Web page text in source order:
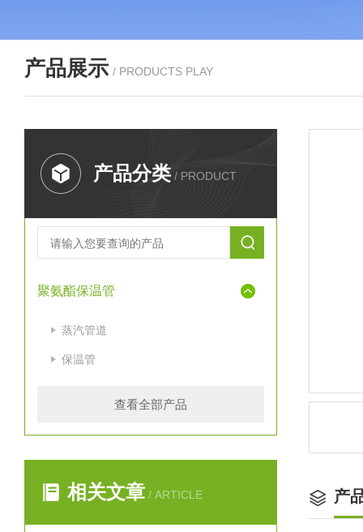
产品展示 / PRODUCTS PLAY
产品分类 / PRODUCT
聚氨酯保温管
蒸汽管道
保温管
查看全部产品
相关文章 / ARTICLE 产